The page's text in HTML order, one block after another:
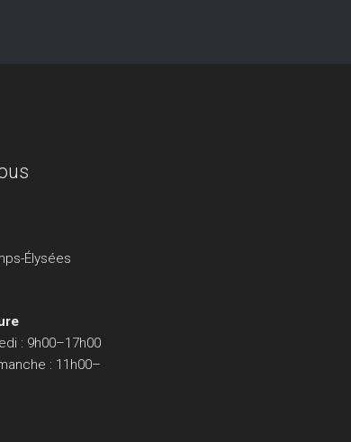
Élysées
: 9h00–17h00
: 11h00–